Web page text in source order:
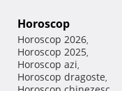
Horoscop
Horoscop 2026,
Horoscop 2025,
Horoscop azi,
Horoscop dragoste,